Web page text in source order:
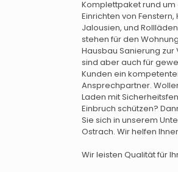
Komplettpaket rund um
Einrichten von Fenstern,
Jalousien, und
stehen für den
Hausbau Sanierung zur
sind aber auch für
Kunden ein
Ansprechpartner.
Laden mit
Einbruch schützen?
Sie sich in unserem
Ostrach. Wir helfen
Wir leisten Qualität für